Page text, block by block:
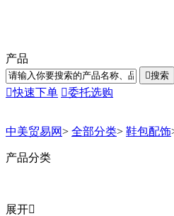
产品
搜索
快速下单 委托选购
中美贸易网> 全部分类> 鞋包配饰
产品分类
展开